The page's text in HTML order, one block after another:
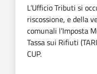
L’Ufficio Tributi si
riscossione, e della
comunali l’Imposta
Tassa sui Rifiuti
CUP.